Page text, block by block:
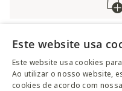
Preço reduzido de
R$ 87,90para
R$ 72,90
Este website usa
Este website usa cookies
Ao utilizar o nosso website,
cookies de acordo com